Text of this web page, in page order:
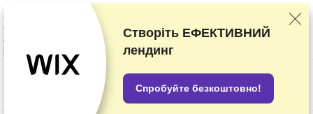
Наші оцінки постачальників послуг засновані на результатах ретельних
тестувань та досліджень, але ми беремо до уваги також і ваші відгуки
та комерційні угоди, укладені з окремими постачальниками послуг. Ця
сторінка містить партнерські посилання.Розкриття інформації про
рекламодавців
US$
Створіть ЕФЕКТИВНИЙ
лендинг
Спробуйте безкоштовно!